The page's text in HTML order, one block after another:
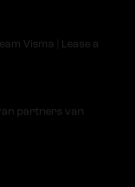
Visma | Lease a
partners van